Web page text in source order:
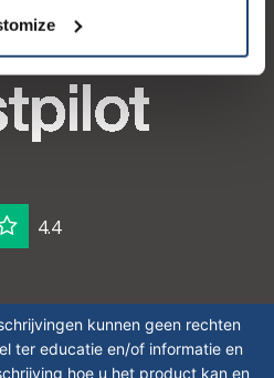
4.4
kunnen geen rechten
ter educatie en/of informatie en
hoe u het product kan en